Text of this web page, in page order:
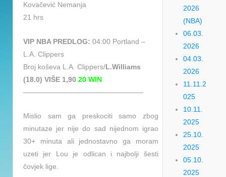
Kovačević Nemanja
21 hrs
VIP NBA PREDLOG: 04:00 Portland –
L.A. Clippers
Broj koševa L.A. Clippers/L.Williams
(18.0) VIŠE 1,90 20 WIN
—————————————————
Mislio sam ga preskociti samo zbog
minutaze jer nije do sad nijednom igrao
30+ minuta ali jednostavno ga moram
uzeti jer Lou je odlican i najbolji šesti
čovjek lige.
2026
(NBA)
06.03.
2026
04.03.
2026
11.11.2
025
10.11.
2025
25.10.
2025
05.10.
2025